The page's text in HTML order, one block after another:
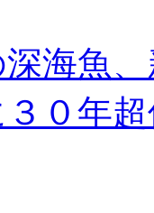
深海魚
０年